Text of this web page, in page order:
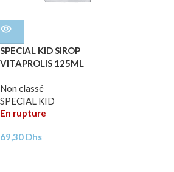
SPECIAL KID SIROP
VITAPROLIS 125ML
Non classé
SPECIAL KID
En rupture
69,30 Dhs